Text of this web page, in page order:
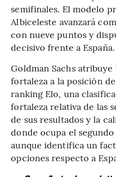
semifinales. El modelo
Albiceleste avanzará
con nueve puntos y
decisivo frente a España.
Goldman Sachs
fortaleza a la posición
ranking Elo, una
fortaleza relativa de las
de sus resultados y la
donde ocupa el
aunque identifica un
opciones respecto a